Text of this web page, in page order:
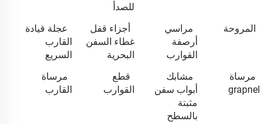
للصدأ
المروحة
مراسي
أرصفة
القوارب
أجزاء قفل
غطاء السفن
البحرية
عجلة قيادة
القارب
السريع
مرساة
grapnel
مشابك
أبواب سفن
مثبتة
بالسطح
قطع
القوارب
مرساة
القارب